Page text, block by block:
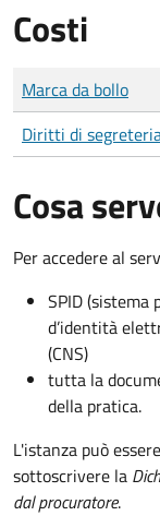
Costi
Tipo di pagamento
Importo
Marca da bollo
Diritti di
Cosa
Per accedere al
SPID
d’identità
(CNS)
tutta la
della pratica.
L'istanza può
sottoscrivere la
dal procuratore.